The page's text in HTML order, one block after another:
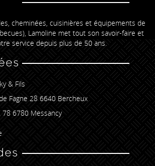
cheminées, cuisinières et équipements de
Lamoline met tout son savoir-faire et
service depuis plus de 50 ans.
& Fils
Fagne 28 6640 Bercheux
6780 Messancy